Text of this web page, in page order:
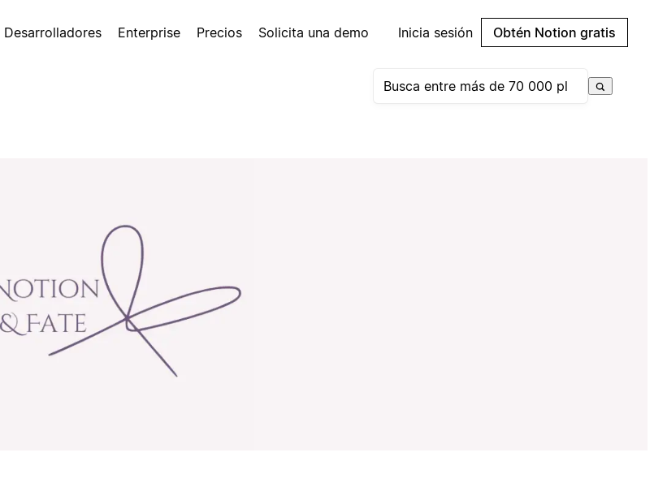
Desarrolladores Enterprise Precios Solicita una demo Inicia sesión Obtén Notion gratis